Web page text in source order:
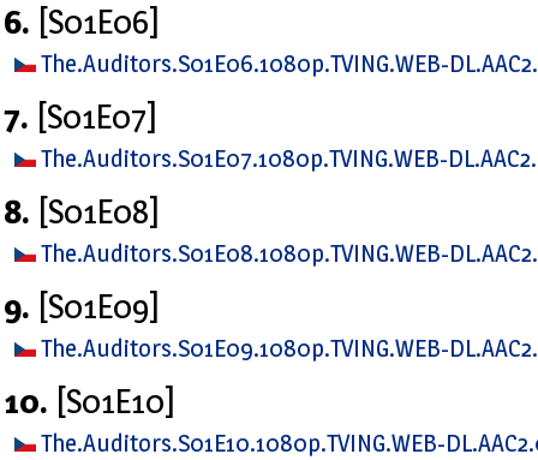
6. [S01E06]
The.Auditors.S01E06.1080p.TVING.WEB-
7. [S01E07]
The.Auditors.S01E07.1080p.TVING.WEB-
8. [S01E08]
The.Auditors.S01E08.1080p.TVING.WEB-
9. [S01E09]
The.Auditors.S01E09.1080p.TVING.WEB-
10. [S01E10]
The.Auditors.S01E10.1080p.TVING.WEB-